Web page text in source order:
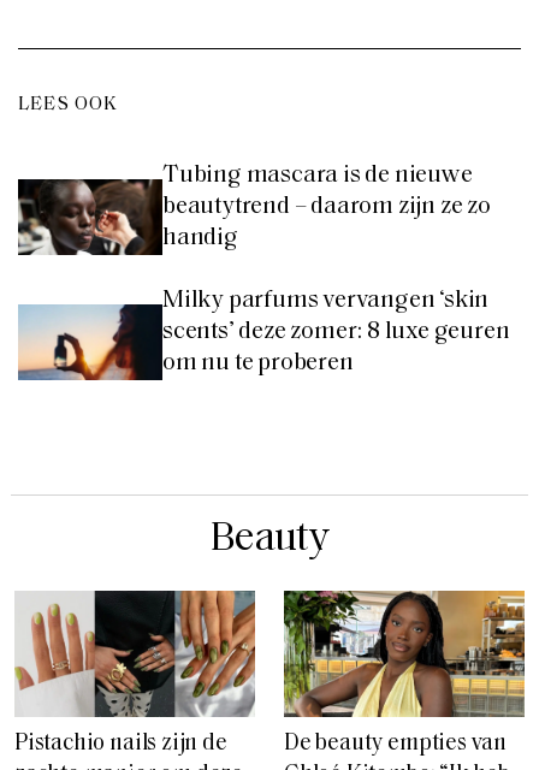
LEES OOK
Tubing mascara is de nieuwe
beautytrend – daarom zijn ze zo
handig
Milky parfums vervangen ‘skin
scents’ deze zomer: 8 luxe geuren
om nu te proberen
Beauty
Pistachio nails zijn de
De beauty empties van